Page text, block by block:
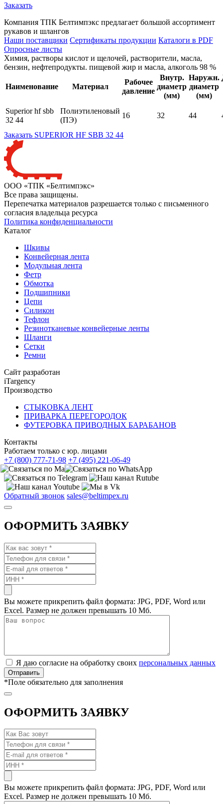
Заказать
Компания ТПК Белтимпэкс предлагает большой ассортимент
рукавов и шлангов
Наши поставщики Сертификаты продукции Каталоги в PDF
Опросные листы
Химия, растворы кислот и щелочей, растворители, масла,
бензин, нефтепродукты. пищевой жир и масла, алкоголь 98 %
Наименование Материал
Рабочее
давление
Внутр.
диаметр
(мм)
Hаружн.
диаметр
(мм)
Superior hf sbb
32 44
Полиэтиленовый
(ПЭ)
16 32 44
Заказать SUPERIOR HF SBB 32 44
ООО «ТПК «Белтимпэкс»
Все права защищены.
Перепечатка материалов разрешается только с письменного
согласия владельца ресурса
Политика конфиденциальности
Каталог
Шкивы
Конвейерная лента
Модульная лента
Фетр
Обмотка
Подшипники
Цепи
Силикон
Тефлон
Резинотканевые конвейерные ленты
Шланги
Сетки
Ремни
Сайт разработан
iTargency
Производство
СТЫКОВКА ЛЕНТ
ПРИВАРКА ПЕРЕГОРОДОК
ФУТЕРОВКА ПРИВОДНЫХ БАРАБАНОВ
Контакты
Работаем только с юр. лицами
+7 (800) 777-71-98 +7 (495) 221-06-49
Обратный звонок sales@beltimpex.ru
ОФОРМИТЬ ЗАЯВКУ
Вы можете прикрепить файл формата: JPG, PDF, Word или
Excel. Размер не должен превышать 10 Мб.
Я даю согласие на обработку своих персональных данных
*Поле обязательно для заполнения
ОФОРМИТЬ ЗАЯВКУ
Вы можете прикрепить файл формата: JPG, PDF, Word или
Excel. Размер не должен превышать 10 Мб.